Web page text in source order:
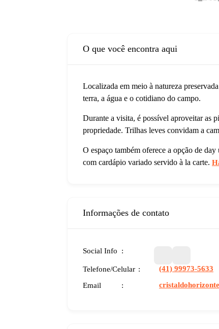
O que você encontra aqui
Localizada em meio à natureza
terra, a água e o cotidiano do campo.
Durante a visita, é possível aproveitar as
propriedade. Trilhas leves convidam a
O espaço também oferece a opção de
com cardápio variado servido à la carte.
Informações de contato
Social Info
Telefone/Celular (41) 99973-5633
Email